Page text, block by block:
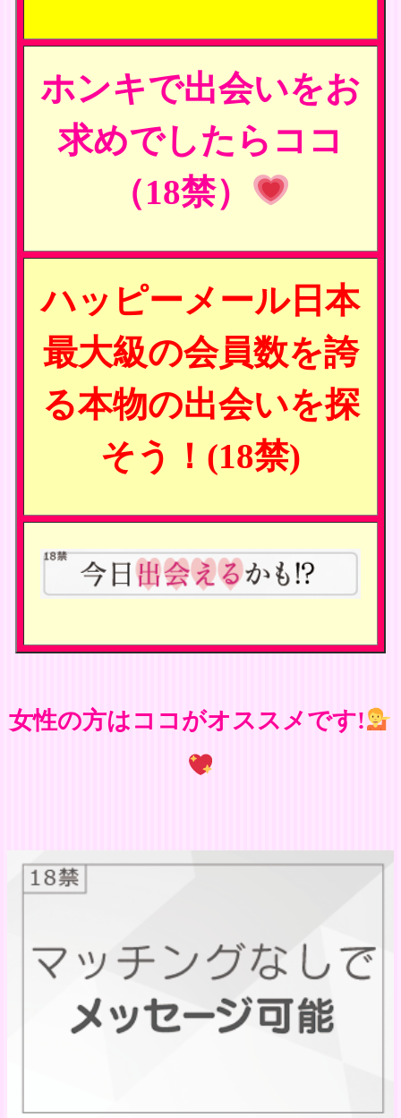
ホンキで出会いをお
求めでしたらココ
（18禁）
ハッピーメール日本
最大級の会員数を誇
る本物の出会いを探
そう！(18禁)
女性の方はココがオススメです!